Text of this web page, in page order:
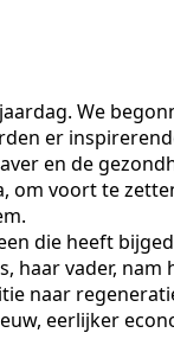
We
er
en de
om voort te
die heeft
haar vader, nam
naar
eerlijker